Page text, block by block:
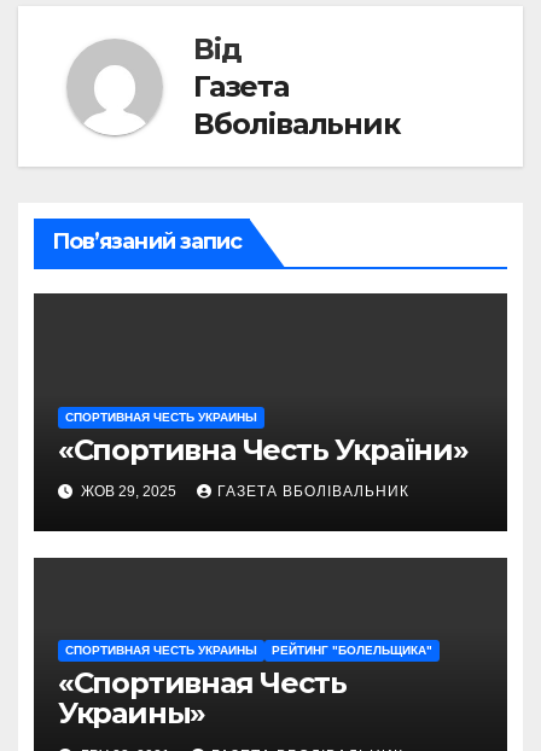
Від
Газета
Вболівальник
Пов’язаний запис
СПОРТИВНАЯ ЧЕСТЬ УКРАИНЫ
«Спортивна Честь України»
ЖОВ 29, 2025 ГАЗЕТА ВБОЛІВАЛЬНИК
СПОРТИВНАЯ ЧЕСТЬ УКРАИНЫ РЕЙТИНГ "БОЛЕЛЬЩИКА"
«Спортивная Честь
Украины»